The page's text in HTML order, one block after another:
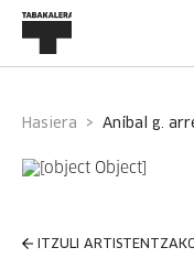
Hasiera aníbal g.
ITZULI